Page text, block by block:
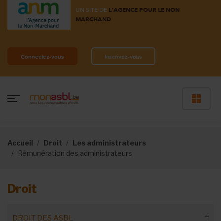
UN SITE DE L'AGENCE POUR LE NON
MARCHAND
Connectez-vous Inscrivez-vous
Accueil Droit
Les administrateurs
Rémunération des administrateurs
Droit
DROIT DES ASBL